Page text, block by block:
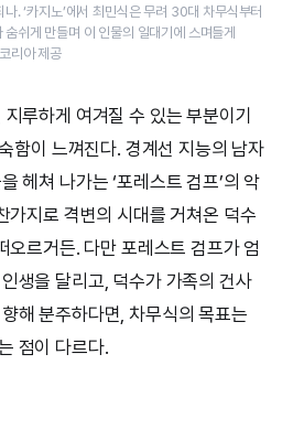
. ‘카지노’에서 최민식은 무려 30대 차무식부터
쉬게 만들며 이 인물의 일대기에 스며들게
리아 제공
루하게 여겨질 수 있는 부분이기
함이 느껴진다. 경계선 지능의 남자
헤쳐 나가는 ‘포레스트 검프’의 악
가지로 격변의 시대를 거쳐온 덕수
오르거든. 다만 포레스트 검프가 엄
생을 달리고, 덕수가 가족의 건사
해 분주하다면, 차무식의 목표는
점이 다르다.